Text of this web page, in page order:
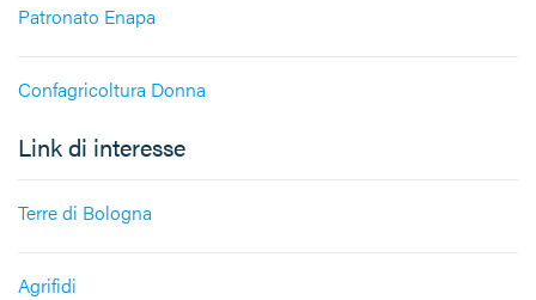
Patronato Enapa
Confagricoltura Donna
Link di interesse
Terre di Bologna
Agrifidi